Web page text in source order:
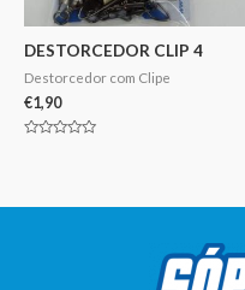
DESTORCEDOR CLIP 4
Destorcedor com Clipe
€1,90